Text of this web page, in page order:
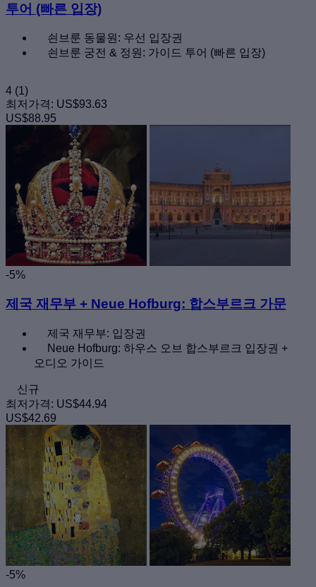
투어 (빠른 입장)
쇤브룬 동물원: 우선 입장권
쇤브룬 궁전 & 정원: 가이드 투어 (빠른 입장)
4 (1)
최저가격: US$93.63
US$88.95
-5%
제국 재무부 + Neue Hofburg: 합스부르크 가문
제국 재무부: 입장권
Neue Hofburg: 하우스 오브 합스부르크 입장권 +
오디오 가이드
신규
최저가격: US$44.94
US$42.69
-5%